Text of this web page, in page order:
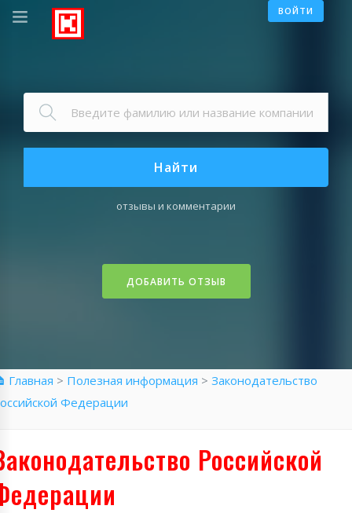
ВОЙТИ
Найти
отзывы и комментарии
ДОБАВИТЬ ОТЗЫВ
Главная > Полезная информация > Законодательство
Федерации
Российской